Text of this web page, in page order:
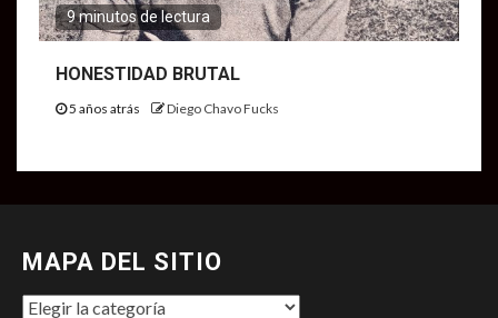
9 minutos de lectura
HONESTIDAD BRUTAL
5 años atrás Diego Chavo Fucks
MAPA DEL SITIO
MAPA